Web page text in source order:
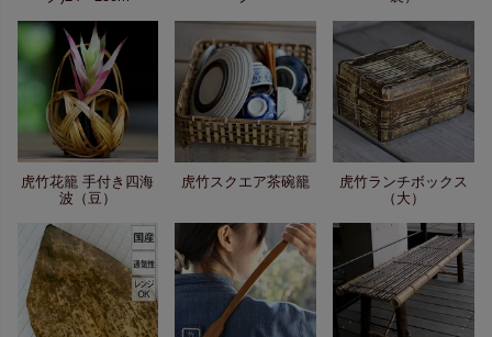
虎竹花籠 手付き四海
波（豆）
虎竹スクエア茶碗籠
虎竹ランチボックス
（大）